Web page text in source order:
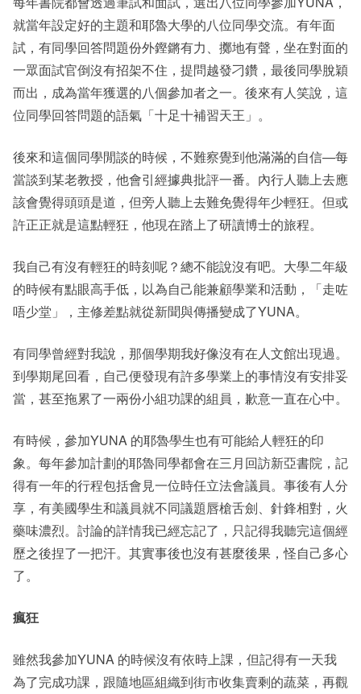
就當年設定好的主題和耶魯大學的八位同學交流。有年面
試，有同學回答問題份外鏗鏘有力、擲地有聲，坐在對面的
一眾面試官倒沒有招架不住，提問越發刁鑽，最後同學脫穎
而出，成為當年獲選的八個參加者之一。後來有人笑說，這
位同學回答問題的語氣「十足十補習天王」。
後來和這個同學閒談的時候，不難察覺到他滿滿的自信—每
當談到某老教授，他會引經據典批評一番。內行人聽上去應
該會覺得頭頭是道，但旁人聽上去難免覺得年少輕狂。但或
許正正就是這點輕狂，他現在踏上了研讀博士的旅程。
我自己有沒有輕狂的時刻呢？總不能說沒有吧。大學二年級
的時候有點眼高手低，以為自己能兼顧學業和活動，「走咗
唔少堂」，主修差點就從新聞與傳播變成了YUNA。
有同學曾經對我說，那個學期我好像沒有在人文館出現過。
到學期尾回看，自己便發現有許多學業上的事情沒有安排妥
當，甚至拖累了一兩份小組功課的組員，歉意一直在心中。
有時候，參加YUNA 的耶魯學生也有可能給人輕狂的印
象。每年參加計劃的耶魯同學都會在三月回訪新亞書院，記
得有一年的行程包括會見一位時任立法會議員。事後有人分
享，有美國學生和議員就不同議題唇槍舌劍、針鋒相對，火
藥味濃烈。討論的詳情我已經忘記了，只記得我聽完這個經
歷之後捏了一把汗。其實事後也沒有甚麼後果，怪自己多心
了。
瘋狂
雖然我參加YUNA 的時候沒有依時上課，但記得有一天我
為了完成功課，跟隨地區組織到街市收集賣剩的蔬菜，再觀